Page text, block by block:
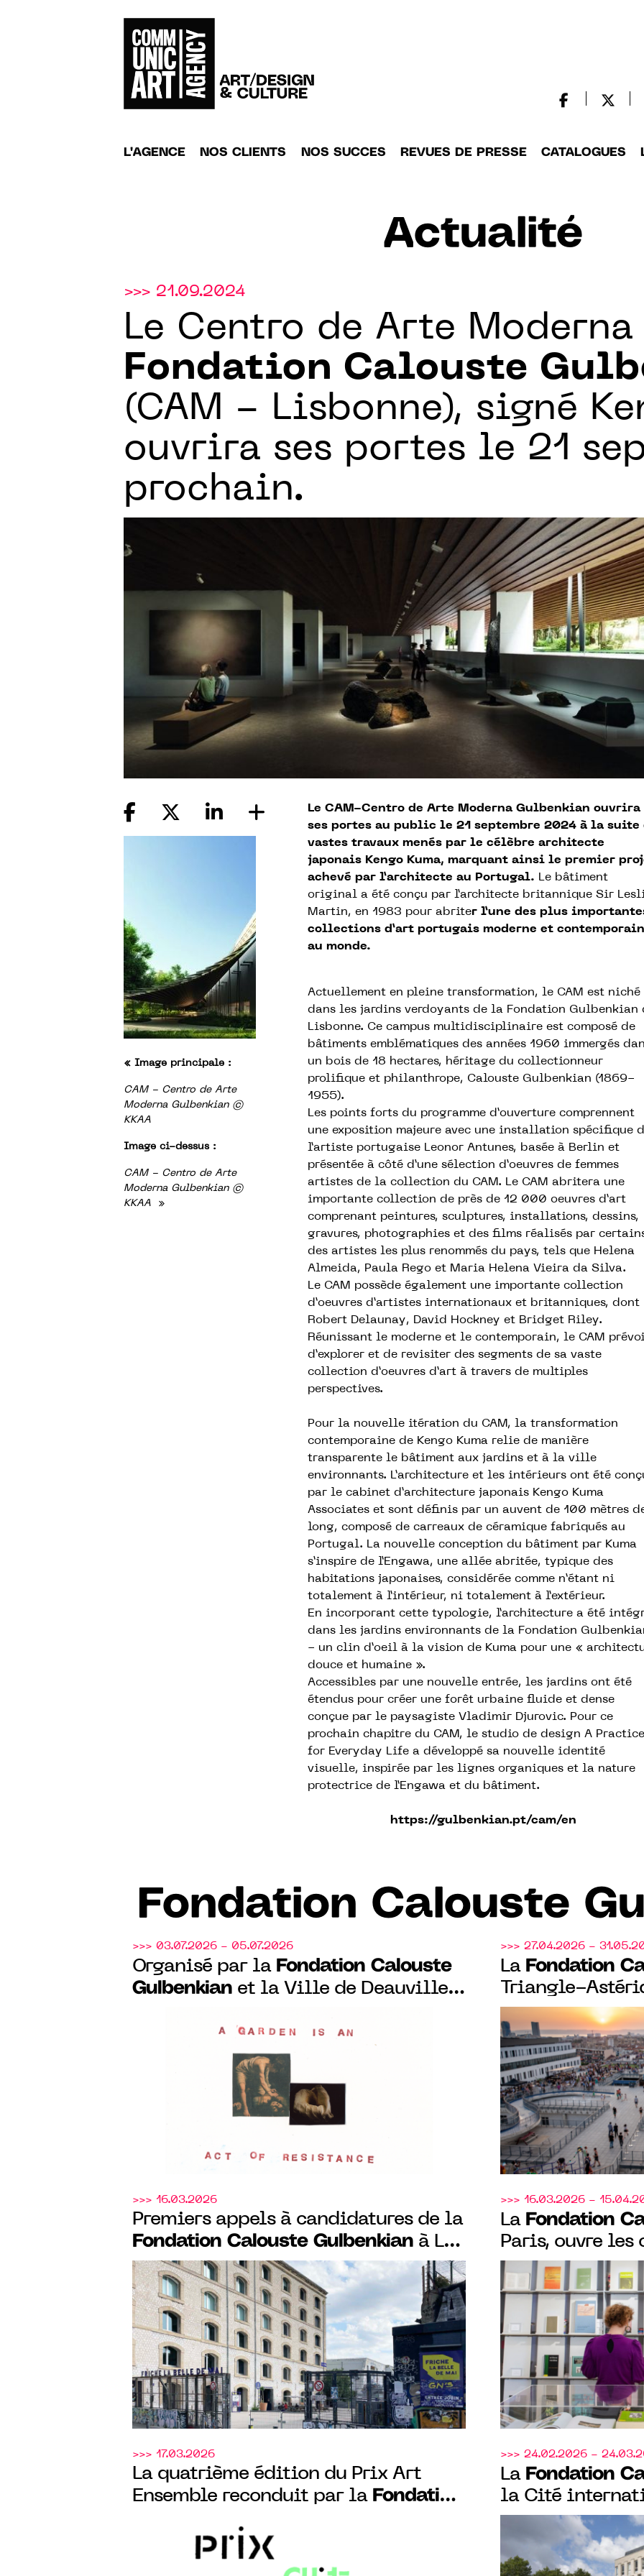
L'AGENCE NOS CLIENTS NOS SUCCES REVUES DE PRESSE CATALOGUES
Actualité
>>> 21.09.2024
Le Centro de Arte Moderna
Fondation Calouste
(CAM - Lisbonne), signé
ouvrira ses portes le 21
prochain.
« Image principale :
CAM - Centro de Arte
Moderna Gulbenkian ©
KKAA
Image ci-dessus :
CAM - Centro de Arte
Moderna Gulbenkian ©
KKAA
»
Le CAM-Centro de Arte Moderna Gulbenkian ouvrira
ses portes au public le 21 septembre 2024 à la suite
vastes travaux menés par le célèbre architecte
japonais Kengo Kuma, marquant ainsi le premier
achevé par l’architecte au Portugal. Le bâtiment
original a été conçu par l’architecte britannique Sir
Martin, en 1983 pour abriter l’une des plus
collections d’art portugais moderne et contemporain
au monde.
Actuellement en pleine transformation, le CAM est niché
dans les jardins verdoyants de la Fondation Gulbenkian
Lisbonne. Ce campus multidisciplinaire est composé de
bâtiments emblématiques des années 1960 immergés
un bois de 18 hectares, héritage du collectionneur
prolifique et philanthrope, Calouste Gulbenkian (1869-
1955).
Les points forts du programme d’ouverture comprennent
une exposition majeure avec une installation spécifique
l’artiste portugaise Leonor Antunes, basée à Berlin et
présentée à côté d’une sélection d’oeuvres de femmes
artistes de la collection du CAM. Le CAM abritera une
importante collection de près de 12 000 oeuvres d’art
comprenant peintures, sculptures, installations, dessins,
gravures, photographies et des films réalisés par
des artistes les plus renommés du pays, tels que Helena
Almeida, Paula Rego et Maria Helena Vieira da Silva.
Le CAM possède également une importante collection
d’oeuvres d’artistes internationaux et britanniques, dont
Robert Delaunay, David Hockney et Bridget Riley.
Réunissant le moderne et le contemporain, le CAM
d’explorer et de revisiter des segments de sa vaste
collection d’oeuvres d’art à travers de multiples
perspectives.
Pour la nouvelle itération du CAM, la transformation
contemporaine de Kengo Kuma relie de manière
transparente le bâtiment aux jardins et à la ville
environnants. L’architecture et les intérieurs ont été
par le cabinet d’architecture japonais Kengo Kuma
Associates et sont définis par un auvent de 100 mètres
long, composé de carreaux de céramique fabriqués au
Portugal. La nouvelle conception du bâtiment par Kuma
s’inspire de l’Engawa, une allée abritée, typique des
habitations japonaises, considérée comme n’étant ni
totalement à l’intérieur, ni totalement à l’extérieur.
En incorporant cette typologie, l’architecture a été
dans les jardins environnants de la Fondation
- un clin d’oeil à la vision de Kuma pour une «
douce et humaine ».
Accessibles par une nouvelle entrée, les jardins ont été
étendus pour créer une forêt urbaine fluide et dense
conçue par le paysagiste Vladimir Djurovic. Pour ce
prochain chapitre du CAM, le studio de design A Practice
for Everyday Life a développé sa nouvelle identité
visuelle, inspirée par les lignes organiques et la nature
protectrice de l’Engawa et du bâtiment.
https://gulbenkian.pt/cam/en
Fondation Calouste
>>> 03.07.2026 - 05.07.2026
Organisé par la Fondation Calouste
Gulbenkian et la Ville de Deauville,
Calouste Gulbenkian, à Benerville-
sur-Mer (14)
>>> 27.04.2026 -
La Fondation
Triangle-
candidatures
curatoriale à la
Mai, Marseille
>>> 16.03.2026
Premiers appels à candidatures de la
Fondation Calouste Gulbenkian à La
Friche Belle de Mai et à la
Bibliothèque Gulbenkian et
lancement du 4ᵉ Prix Art Ensemble
avec le CENTQUATRE-PARIS
>>> 16.03.2026 -
La Fondation
Paris, ouvre les
EX-LIBRIS, sa
artistique au
bibliothèque
>>> 17.03.2026
La quatrième édition du Prix Art
Ensemble reconduit par la Fondation
CENTQUATRE-PARIS
>>> 24.02.2026 -
La Fondation
la Cité
annoncent la
programme de